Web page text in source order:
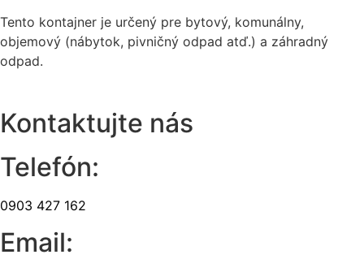
Tento kontajner je určený pre bytový, komunálny,
objemový (nábytok, pivničný odpad atď.) a záhradný
odpad.
Kontaktujte nás
Telefón:
0903 427 162
Email: